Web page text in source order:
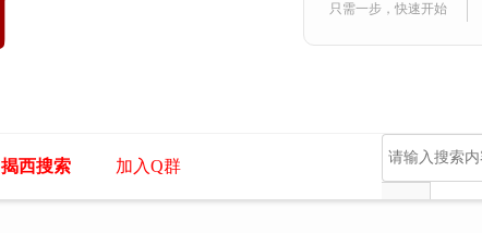
只需一步，快速开始
帖子
揭西搜索 加入Q群